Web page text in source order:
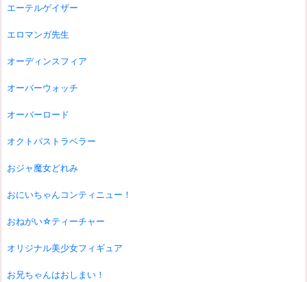
エーテルゲイザー
エロマンガ先生
オーディンスフィア
オーバーウォッチ
オーバーロード
オクトパストラベラー
おジャ魔女どれみ
おにいちゃんコンティニュー！
おねがい☆ティーチャー
オリジナル美少女フィギュア
お兄ちゃんはおしまい！